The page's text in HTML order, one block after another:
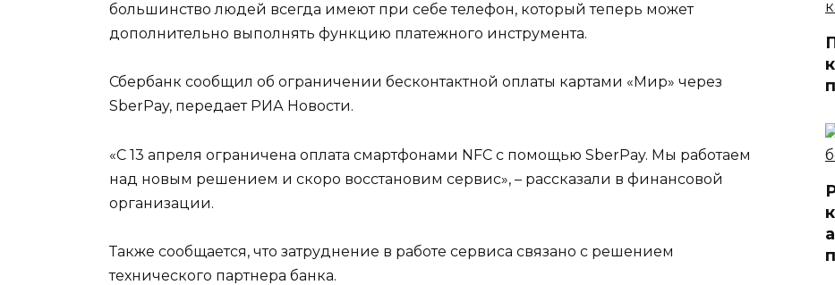
большинство людей всегда имеют при себе телефон, который теперь может
дополнительно выполнять функцию платежного инструмента.
Сбербанк сообщил об ограничении бесконтактной оплаты картами «Мир» через
SberPay, передает РИА Новости.
«С 13 апреля ограничена оплата смартфонами NFC с помощью SberPay. Мы работаем
над новым решением и скоро восстановим сервис», – рассказали в финансовой
организации.
Также сообщается, что затруднение в работе сервиса связано с решением
технического партнера банка.